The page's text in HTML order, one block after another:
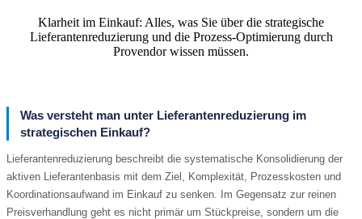
Klarheit im Einkauf: Alles, was Sie über die strategische
Lieferantenreduzierung und die Prozess-Optimierung durch
Provendor wissen müssen.
Was versteht man unter Lieferantenreduzierung im
strategischen Einkauf?
Lieferantenreduzierung beschreibt die systematische Konsolidierung der
aktiven Lieferantenbasis mit dem Ziel, Komplexität, Prozesskosten und
Koordinationsaufwand im Einkauf zu senken. Im Gegensatz zur reinen
Preisverhandlung geht es nicht primär um Stückpreise, sondern um die